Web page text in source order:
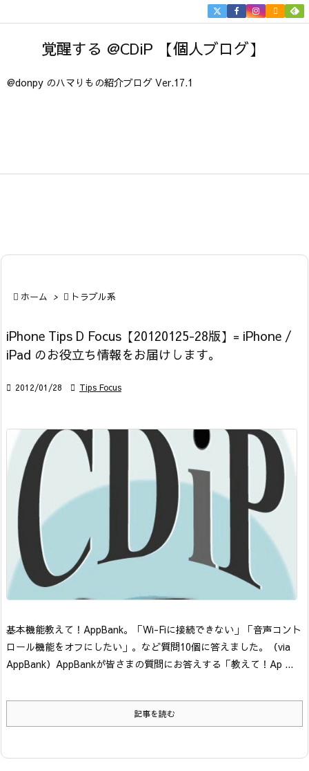
覚醒する @CDiP 【個人ブログ】
@donpy のハマりもの紹介ブログ Ver.17.1


 ホーム >  トラブル系
iPhone Tips D Focus【20120125-28版】= iPhone /
iPad のお役立ち情報をお届けします。
 2012/01/28  Tips Focus
基本機能教えて！AppBank。「Wi-Fiに接続できない」「音声コント
ロール機能をオフにしたい」。など質問10個に答えました。
（via
AppBank） AppBankが皆さまの質問にお答えする「教えて！Ap ...
記事を読む